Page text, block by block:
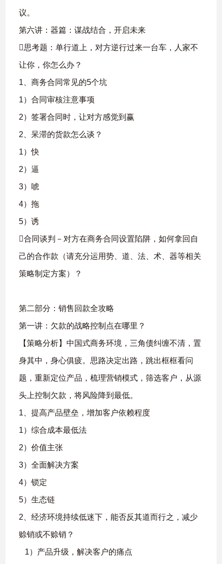
议。
第六讲：器篇：谋战结合，开启未来
思考题：单行道上，对方逆行过来一台车，人家不
让你，你怎么办？
1、商务合同常见的5个坑
1）合同审核注意事项
2）签署合同时，让对方感觉到赢
2、呆滞的货款怎么谈？
1）快
2）逼
3）唬
4）拖
5）诱
合同谈判－对方在商务合同设置陷阱，如何拿回自
己的合作款（请充分运用势、道、法、术、器等相关
策略制定方案）？
第二部分：销售回款全攻略
第一讲：欠款的战略控制点在哪里？
【策略分析】中国式商务环境，三角债纠缠不清，置
身其中，身心俱疲。思路决定出路，跳出框框看问
题，重新定位产品，梳理营销模式，筛选客户，从源
头上控制欠款，将风险降到最低。
1、提高产品壁垒，增加客户依赖程度
1）综合成本最低法
2）价值主张
3）全面解决方案
4）锁定
5）生态链
2、经济环境持续低迷下，能否反其道而行之，减少
赊销或不赊销？
1）产品升级，解决客户的痛点